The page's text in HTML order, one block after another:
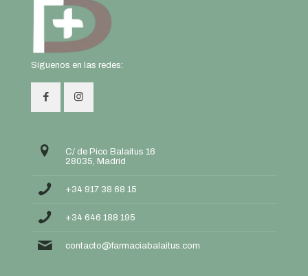
Síguenos en las redes:
C/ de Pico Balaitus 16
28035, Madrid
+34 917 38 68 15
+34 646 188 195
contacto@farmaciabalaitus.com